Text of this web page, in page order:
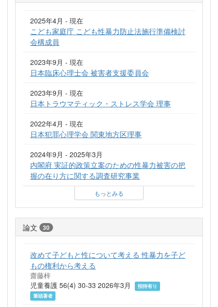
2025年4月 - 現在
こども家庭庁 こども性暴力防止法施行準備検討
会構成員
2023年9月 - 現在
日本臨床心理士会 被害者支援委員会
2023年9月 - 現在
日本トラウマティック・ストレス学会 理事
2022年4月 - 現在
日本犯罪心理学会 関東地方区理事
2024年9月 - 2025年3月
内閣府 実証的政策立案のための性暴力被害の把
握の在り方に関する調査研究事業
もっとみる
論文 30
改めて子どもと性について考える 性暴力を子ど
もの権利から考える
齋藤梓
児童養護 56(4) 30-33 2026年3月
招待有り
筆頭著者